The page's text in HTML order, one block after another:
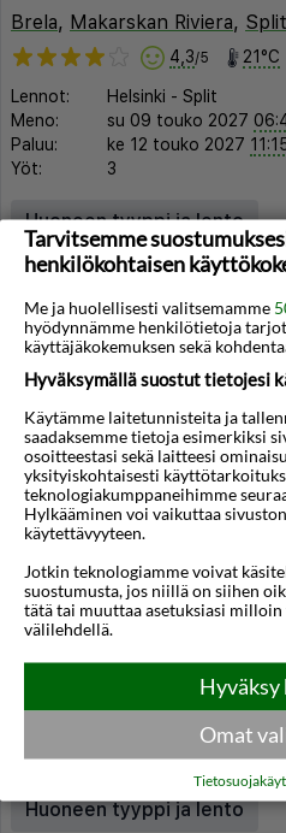
Brela, Makarskan Riviera,
4,3/5 21°C
Lennot: Helsinki - Split
Meno:
su 09 touko 2027
Paluu:
ke 12 touko 2027
Yöt:
3
Huoneen tyyppi ja lento
Hotel Biokovo
Makarska,Makarskan Riviera,
Split
Meno:
ti 06 loka 13:55
06:30
Yöt:
3
Huoneen tyyppi ja lento
Tarvitsemme
henkilökohtaisen
Me ja huolellisesti valitsemamme
hyödynnämme henkilötietoja
käyttäjäkokemuksen sekä
Hyväksymällä suostut tietojesi
Käytämme laitetunnisteita ja
saadaksemme tietoja esimerkiksi
osoitteestasi sekä laitteesi
yksityiskohtaisesti
teknologiakumppaneihimme
Hylkääminen voi vaikuttaa
käytettävyyteen.
Jotkin teknologiamme voivat
suostumusta, jos niillä on siihen
tätä tai muuttaa asetuksiasi milloin
välilehdellä.
Hyväksy
Omat